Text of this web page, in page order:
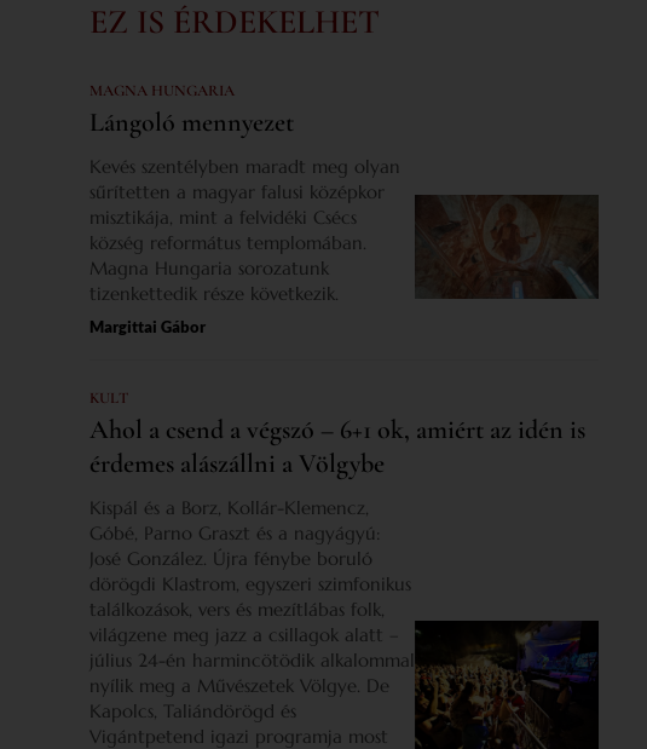
EZ IS ÉRDEKELHET
MAGNA HUNGARIA
Lángoló mennyezet
Kevés szentélyben maradt meg olyan
sűrítetten a magyar falusi középkor
misztikája, mint a felvidéki Csécs
község református templomában.
Magna Hungaria sorozatunk
tizenkettedik része következik.
Margittai Gábor
KULT
Ahol a csend a végszó – 6+1 ok, amiért az idén is
érdemes alászállni a Völgybe
Kispál és a Borz, Kollár-Klemencz,
Góbé, Parno Graszt és a nagyágyú:
José González. Újra fénybe boruló
dörögdi Klastrom, egyszeri szimfonikus
találkozások, vers és mezítlábas folk,
világzene meg jazz a csillagok alatt –
július 24-én harmincötödik alkalommal
nyílik meg a Művészetek Völgye. De
Kapolcs, Taliándörögd és
Vigántpetend igazi programja most